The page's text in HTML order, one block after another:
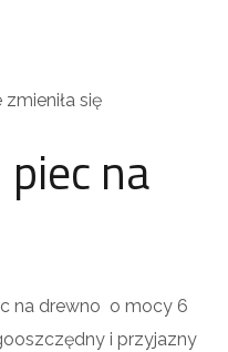
się
na
na drewno o mocy 6
i przyjazny